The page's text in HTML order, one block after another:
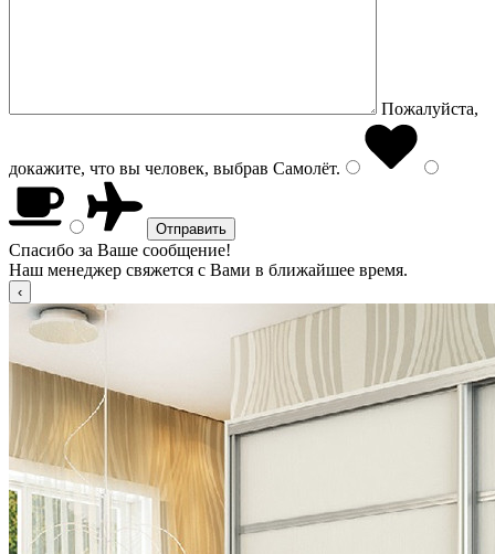
Пожалуйста,
докажите, что вы человек, выбрав Самолёт.
Спасибо за Ваше сообщение!
Наш менеджер свяжется с Вами в ближайшее время.